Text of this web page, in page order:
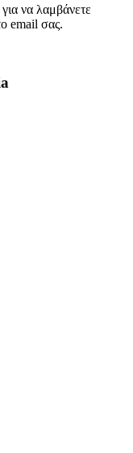
να λαμβάνετε
email σας.